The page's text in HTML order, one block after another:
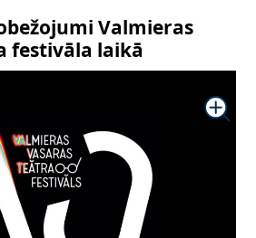
Valmieras
festivāla laikā